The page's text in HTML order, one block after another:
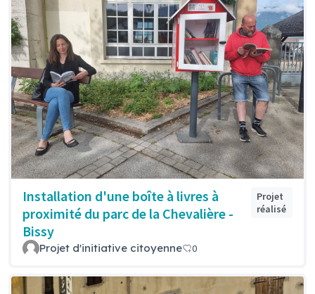
Installation d'une boîte à livres à
proximité du parc de la Chevalière -
Bissy
Projet
réalisé
Projet d'initiative citoyenne 0